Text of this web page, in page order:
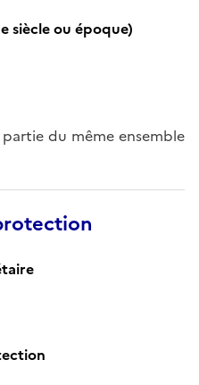
siècle ou époque)
du même ensemble